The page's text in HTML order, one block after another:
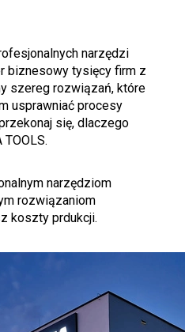
narzędzi
biznesowy tysięcy firm z
szereg rozwiązań, które
usprawniać procesy
się, dlaczego
narzędziom
rozwiązaniom
koszty prdukcji.